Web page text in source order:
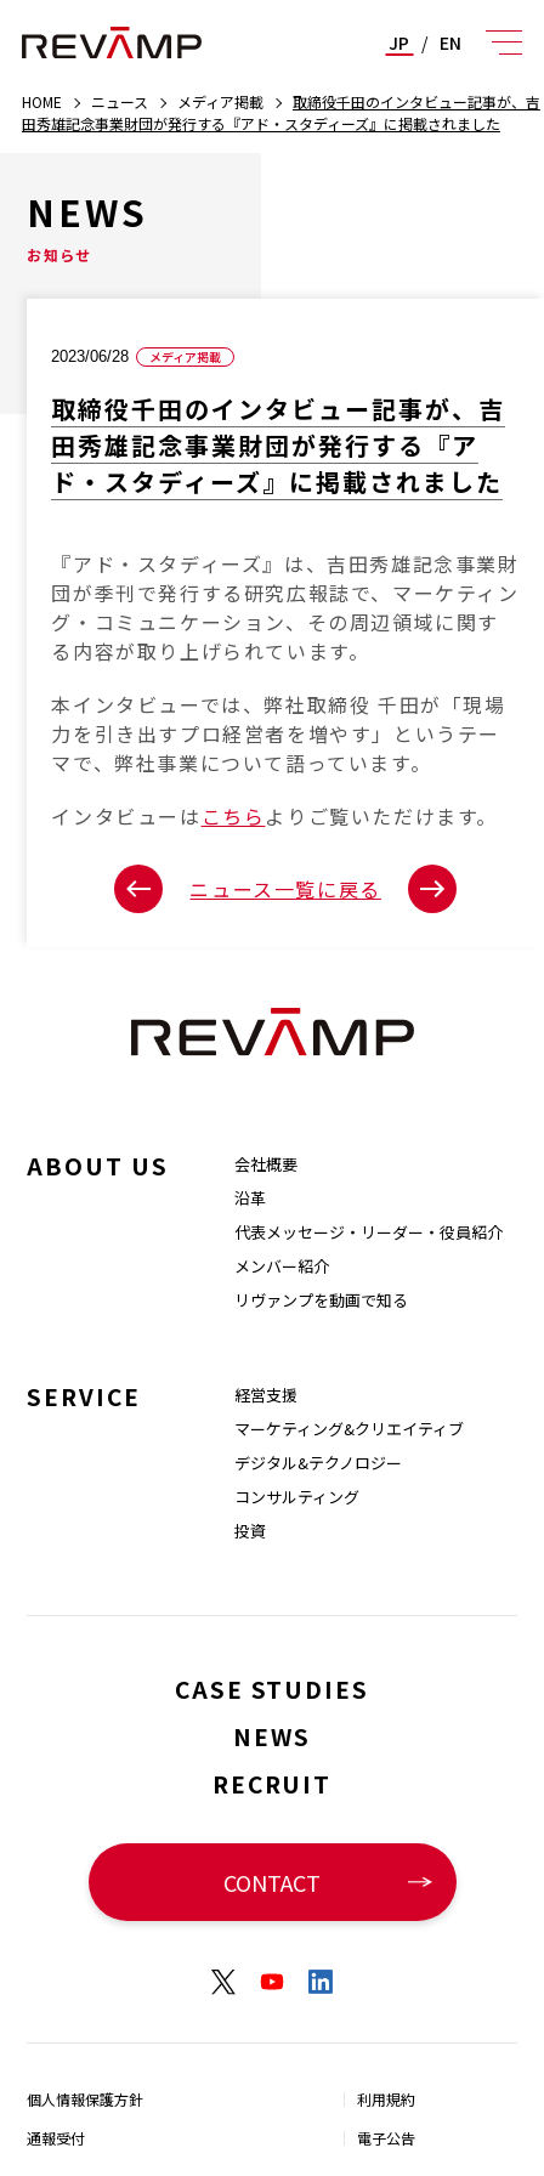
JP / EN
HOME ニュース メディア掲載
取締役千田のインタビュー記事が、吉
田秀雄記念事業財団が発行する『アド・スタディーズ』に掲載されました
NEWS
お知らせ
2023/06/28 メディア掲載
取締役千田のインタビュー記事が、吉
田秀雄記念事業財団が発行する『ア
ド・スタディーズ』に掲載されました
『アド・スタディーズ』は、吉田秀雄記念事業財
団が季刊で発⾏する研究広報誌で、マーケティン
グ・コミュニケーション、その周辺領域に関す
る内容が取り上げられています。
本インタビューでは、弊社取締役 千田が「現場
力を引き出すプロ経営者を増やす」というテー
マで、弊社事業について語っています。
インタビューは こちら よりご覧いただけます。
ニュース一覧に戻る
ABOUT US
会社概要
沿革
代表メッセージ・リーダー・役員紹介
メンバー紹介
リヴァンプを動画で知る
SERVICE
経営支援
マーケティング&クリエイティブ
デジタル&テクノロジー
コンサルティング
投資
CASE STUDIES
NEWS
RECRUIT
CONTACT
個人情報保護方針
利用規約
通報受付
電子公告